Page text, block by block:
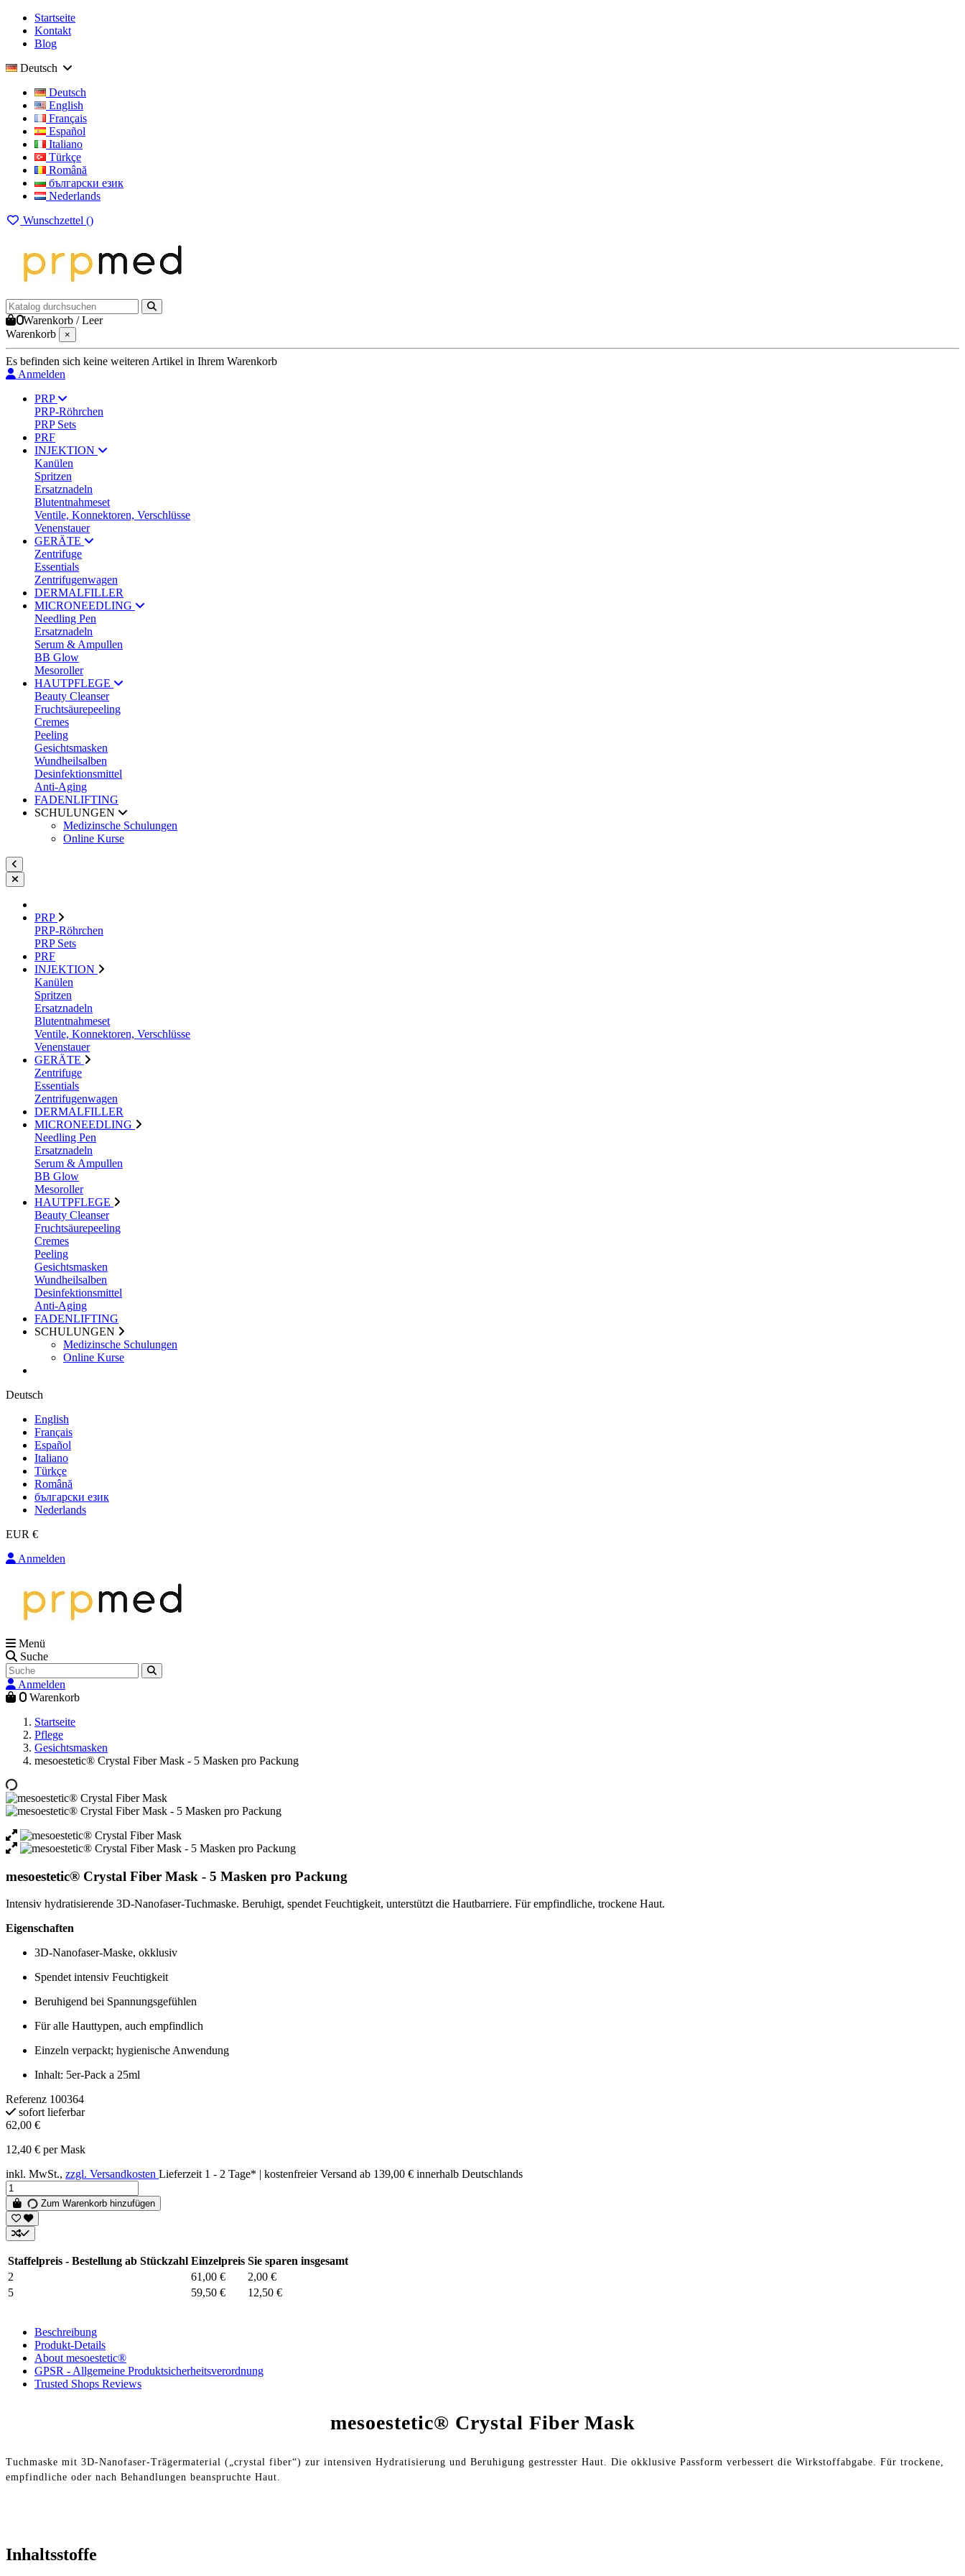
Startseite
Kontakt
Blog
Deutsch
Deutsch
English
Français
Español
Italiano
Türkçe
Română
български език
Nederlands
Wunschzettel ()
0Warenkorb /Leer
Warenkorb
×
Es befinden sich keine weiteren Artikel in Ihrem Warenkorb
Anmelden
PRP
PRP-Röhrchen
PRP Sets
PRF
INJEKTION
Kanülen
Spritzen
Ersatznadeln
Blutentnahmeset
Ventile, Konnektoren, Verschlüsse
Venenstauer
GERÄTE
Zentrifuge
Essentials
Zentrifugenwagen
DERMALFILLER
MICRONEEDLING
Needling Pen
Ersatznadeln
Serum & Ampullen
BB Glow
Mesoroller
HAUTPFLEGE
Beauty Cleanser
Fruchtsäurepeeling
Cremes
Peeling
Gesichtsmasken
Wundheilsalben
Desinfektionsmittel
Anti-Aging
FADENLIFTING
SCHULUNGEN
Medizinsche Schulungen
Online Kurse
PRP
PRP-Röhrchen
PRP Sets
PRF
INJEKTION
Kanülen
Spritzen
Ersatznadeln
Blutentnahmeset
Ventile, Konnektoren, Verschlüsse
Venenstauer
GERÄTE
Zentrifuge
Essentials
Zentrifugenwagen
DERMALFILLER
MICRONEEDLING
Needling Pen
Ersatznadeln
Serum & Ampullen
BB Glow
Mesoroller
HAUTPFLEGE
Beauty Cleanser
Fruchtsäurepeeling
Cremes
Peeling
Gesichtsmasken
Wundheilsalben
Desinfektionsmittel
Anti-Aging
FADENLIFTING
SCHULUNGEN
Medizinsche Schulungen
Online Kurse
Deutsch
English
Français
Español
Italiano
Türkçe
Română
български език
Nederlands
EUR €
Anmelden
Menü
Suche
Anmelden
0 Warenkorb
Startseite
Pflege
Gesichtsmasken
mesoestetic® Crystal Fiber Mask - 5 Masken pro Packung
mesoestetic® Crystal Fiber Mask - 5 Masken pro Packung
Intensiv hydratisierende 3D-Nanofaser-Tuchmaske. Beruhigt, spendet Feuchtigkeit, unterstützt die Hautbarriere. Für empfindliche, trockene Haut.
Eigenschaften
3D-Nanofaser-Maske, okklusiv
Spendet intensiv Feuchtigkeit
Beruhigend bei Spannungsgefühlen
Für alle Hauttypen, auch empfindlich
Einzeln verpackt; hygienische Anwendung
Inhalt: 5er-Pack a 25ml
Referenz 100364
sofort lieferbar
62,00 €
12,40 € per Mask
inkl. MwSt., zzgl. Versandkosten Lieferzeit 1 - 2 Tage* | kostenfreier Versand ab 139,00 € innerhalb Deutschlands
Zum Warenkorb hinzufügen
Staffelpreis - Bestellung ab Stückzahl Einzelpreis Sie sparen insgesamt
2
61,00 €
2,00 €
5
59,50 € 12,50 €
Beschreibung
Produkt-Details
About mesoestetic®
GPSR - Allgemeine Produktsicherheitsverordnung
Trusted Shops Reviews
mesoestetic® Crystal Fiber Mask
Tuchmaske mit 3D-Nanofaser-Trägermaterial („crystal fiber“) zur intensiven Hydratisierung und Beruhigung gestresster Haut. Die okklusive Passform verbessert die Wirkstoffabgabe. Für trockene,
empfindliche oder nach Behandlungen beanspruchte Haut.
Inhaltsstoffe